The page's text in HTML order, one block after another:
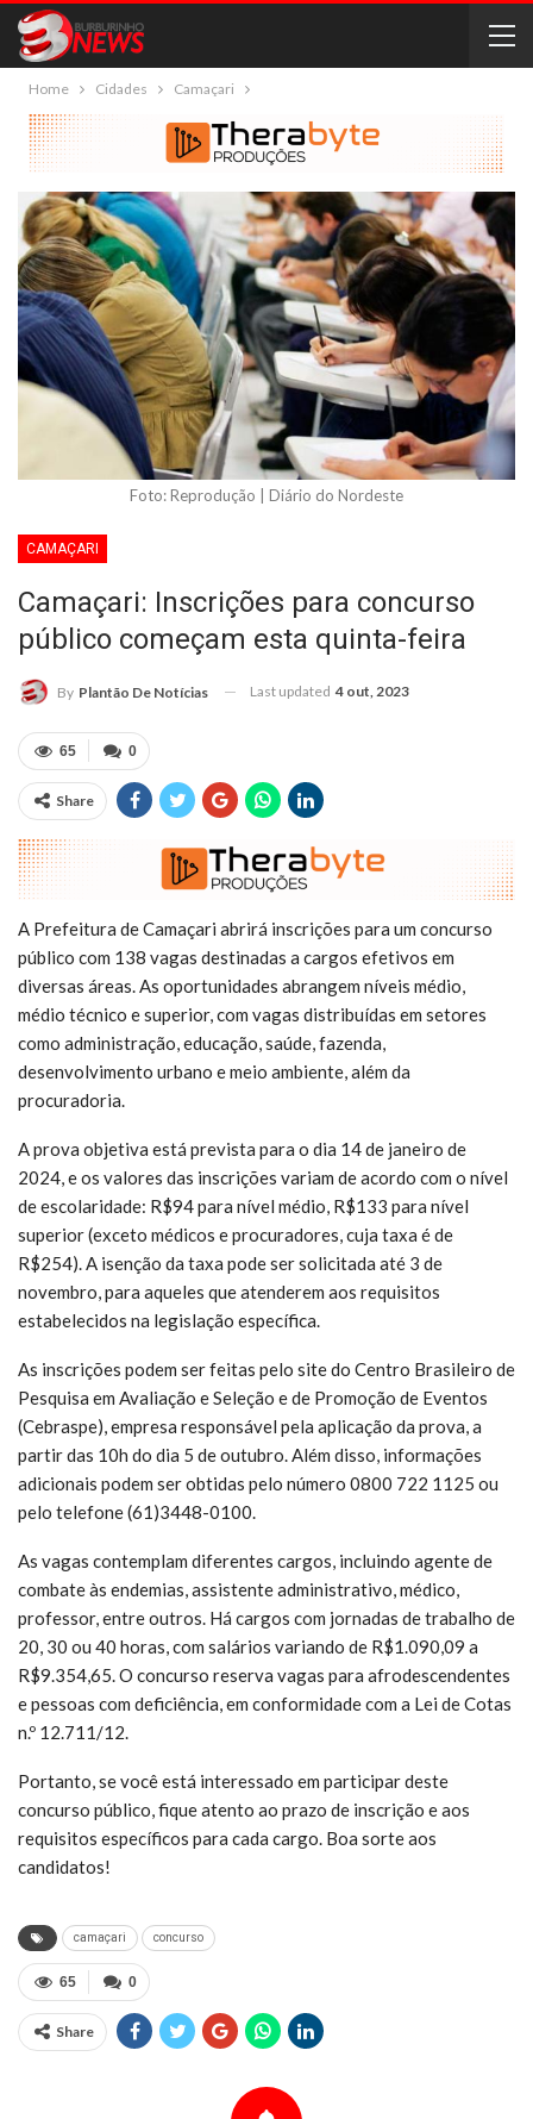
Home Cidades Camaçari
Foto: Reprodução | Diário do Nordeste
CAMAÇARI
Camaçari: Inscrições para concurso
público começam esta quinta-feira
By Plantão De Notícias Last updated 4 out, 2023
0
65
Share
A Prefeitura de Camaçari abrirá inscrições para um concurso
público com 138 vagas destinadas a cargos efetivos em
diversas áreas. As oportunidades abrangem níveis médio,
médio técnico e superior, com vagas distribuídas em setores
como administração, educação, saúde, fazenda,
desenvolvimento urbano e meio ambiente, além da
procuradoria.
A prova objetiva está prevista para o dia 14 de janeiro de
2024, e os valores das inscrições variam de acordo com o nível
de escolaridade: R$94 para nível médio, R$133 para nível
superior (exceto médicos e procuradores, cuja taxa é de
R$254). A isenção da taxa pode ser solicitada até 3 de
novembro, para aqueles que atenderem aos requisitos
estabelecidos na legislação específica.
As inscrições podem ser feitas pelo site do Centro Brasileiro de
Pesquisa em Avaliação e Seleção e de Promoção de Eventos
(Cebraspe), empresa responsável pela aplicação da prova, a
partir das 10h do dia 5 de outubro. Além disso, informações
adicionais podem ser obtidas pelo número 0800 722 1125 ou
pelo telefone (61)3448-0100.
As vagas contemplam diferentes cargos, incluindo agente de
combate às endemias, assistente administrativo, médico,
professor, entre outros. Há cargos com jornadas de trabalho de
20, 30 ou 40 horas, com salários variando de R$1.090,09 a
R$9.354,65. O concurso reserva vagas para afrodescendentes
e pessoas com deficiência, em conformidade com a Lei de Cotas
n.º 12.711/12.
Portanto, se você está interessado em participar deste
concurso público, fique atento ao prazo de inscrição e aos
requisitos específicos para cada cargo. Boa sorte aos
candidatos!
camaçari concurso
0
65
Share